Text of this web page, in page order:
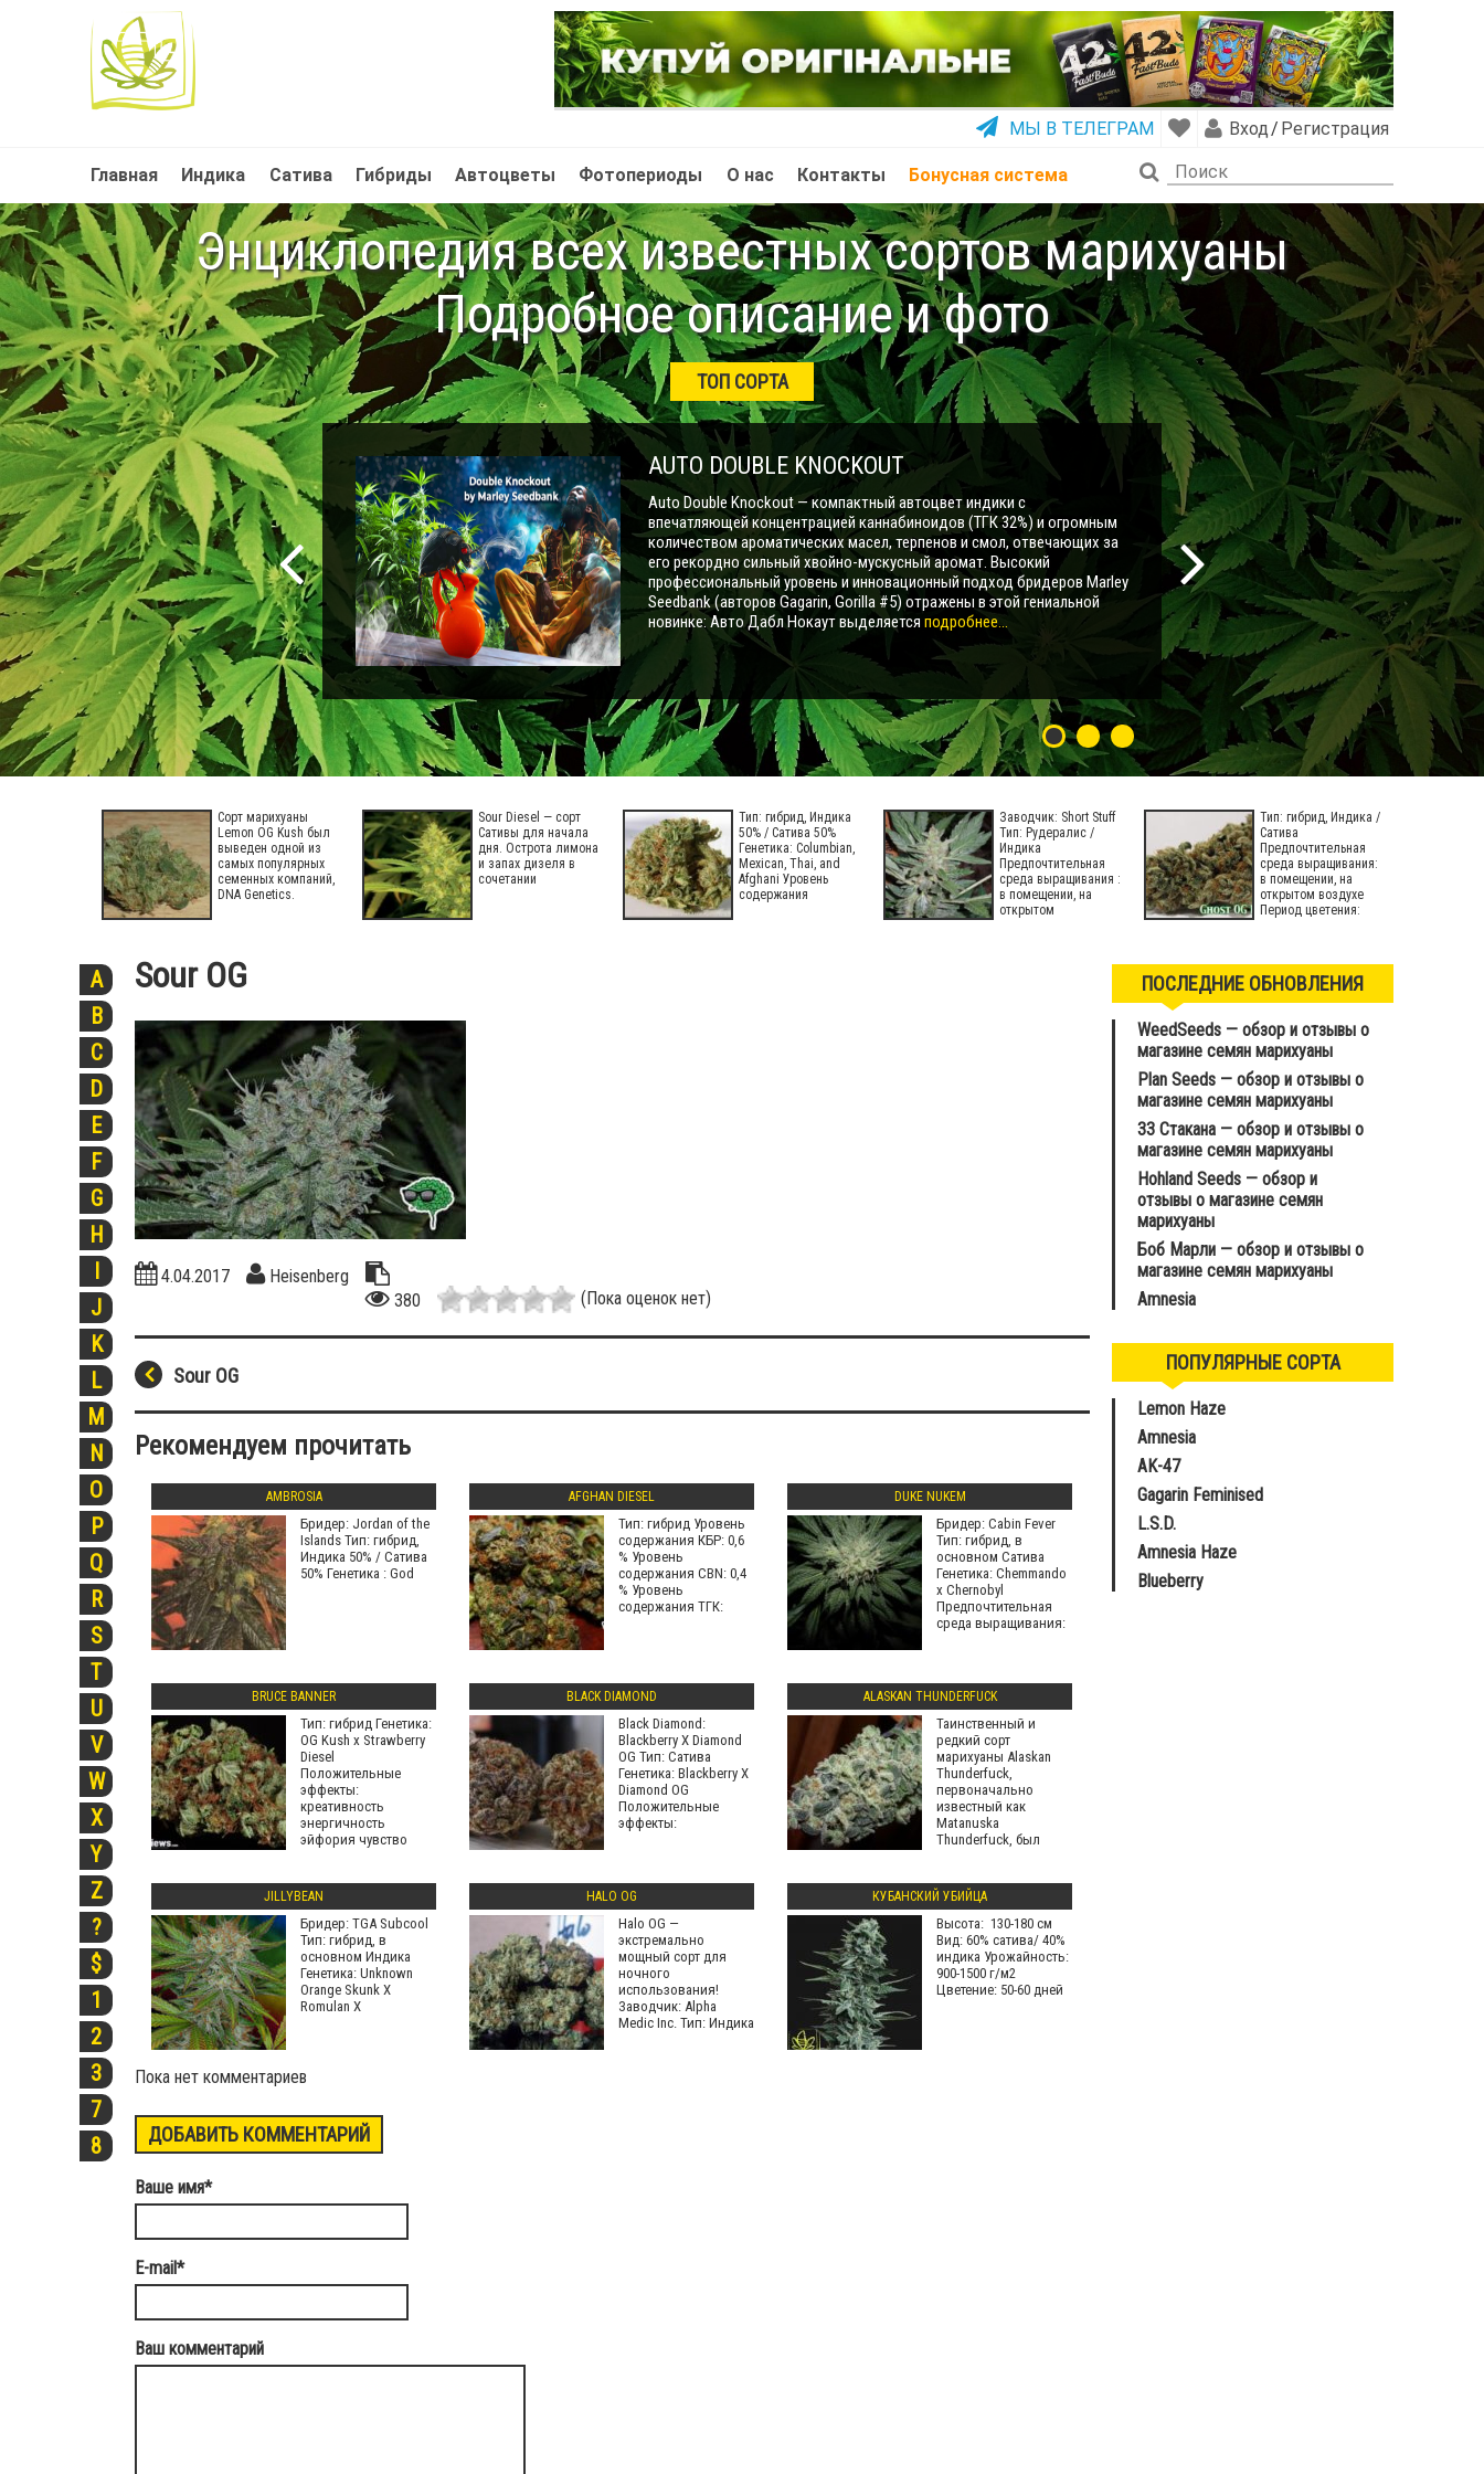
МЫ В ТЕЛЕГРАМ Вход/ Регистрация
Главная Индика Сатива Гибриды Автоцветы Фотопериоды О нас Контакты Бонусная система
Энциклопедия всех известных сортов марихуаны
Подробное описание и фото
ТОП СОРТА
AUTO DOUBLE KNOCKOUT
Auto Double Knockout — компактный автоцвет индики с
впечатляющей концентрацией каннабиноидов (ТГК 32%) и огромным
количеством ароматических масел, терпенов и смол, отвечающих за
его рекордно сильный хвойно-мускусный аромат. Высокий
профессиональный уровень и инновационный подход бридеров Marley
Seedbank (авторов Gagarin, Gorilla #5) отражены в этой гениальной
новинке: Авто Дабл Нокаут выделяется подробнее...
Сорт марихуаны
Lemon OG Kush был
выведен одной из
самых популярных
семенных компаний,
DNA Genetics.
Sour Diesel — сорт
Сативы для начала
дня. Острота лимона
и запах дизеля в
сочетании
Тип: гибрид, Индика
50% / Сатива 50%
Генетика: Columbian,
Mexican, Thai, and
Afghani Уровень
содержания
Заводчик: Short Stuff
Тип: Рудералис /
Индика
Предпочтительная
среда выращивания :
в помещении, на
открытом
Тип: гибрид, Индика /
Сатива
Предпочтительная
среда выращивания:
в помещении, на
открытом воздухе
Период цветения:
A
B
C
D
E
F
G
H
I
J
K
L
M
N
O
P
Q
R
S
T
U
V
W
X
Y
Z
?
$
1
2
3
7
8
Sour OG
4.04.2017
Heisenberg
380
(Пока оценок нет)
Sour OG
Рекомендуем прочитать
AMBROSIA
Бридер: Jordan of the
Islands Тип: гибрид,
Индика 50% / Сатива
50% Генетика : God
AFGHAN DIESEL
Тип: гибрид Уровень
содержания КБР: 0,6
% Уровень
содержания CBN: 0,4
% Уровень
содержания ТГК:
DUKE NUKEM
Бридер: Cabin Fever
Тип: гибрид, в
основном Сатива
Генетика: Chemmando
х Chernobyl
Предпочтительная
среда выращивания:
BRUCE BANNER
Тип: гибрид Генетика:
OG Kush х Strawberry
Diesel
Положительные
эффекты:
креативность
энергичность
эйфория чувство
BLACK DIAMOND
Black Diamond:
Blackberry X Diamond
OG Тип: Сатива
Генетика: Blackberry X
Diamond OG
Положительные
эффекты:
ALASKAN THUNDERFUCK
Таинственный и
редкий сорт
марихуаны Alaskan
Thunderfuck,
первоначально
известный как
Matanuska
Thunderfuck, был
JILLYBEAN
Бридер: TGA Subcool
Тип: гибрид, в
основном Индика
Генетика: Unknown
Orange Skunk X
Romulan X
HALO OG
Halo OG —
экстремально
мощный сорт для
ночного
использования!
Заводчик: Alpha
Medic Inc. Тип: Индика
КУБАНСКИЙ УБИЙЦА
Высота: 130-180 см
Вид: 60% сатива/ 40%
индика Урожайность:
900-1500 г/м2
Цветение: 50-60 дней
Пока нет комментариев
ДОБАВИТЬ КОММЕНТАРИЙ
Ваше имя*
E-mail*
Ваш комментарий
ПОСЛЕДНИЕ ОБНОВЛЕНИЯ
WeedSeeds — обзор и отзывы о
магазине семян марихуаны
Plan Seeds — обзор и отзывы о
магазине семян марихуаны
33 Стакана — обзор и отзывы о
магазине семян марихуаны
Hohland Seeds — обзор и
отзывы о магазине семян
марихуаны
Боб Марли — обзор и отзывы о
магазине семян марихуаны
Amnesia
ПОПУЛЯРНЫЕ СОРТА
Lemon Haze
Amnesia
AK-47
Gagarin Feminised
L.S.D.
Amnesia Haze
Blueberry